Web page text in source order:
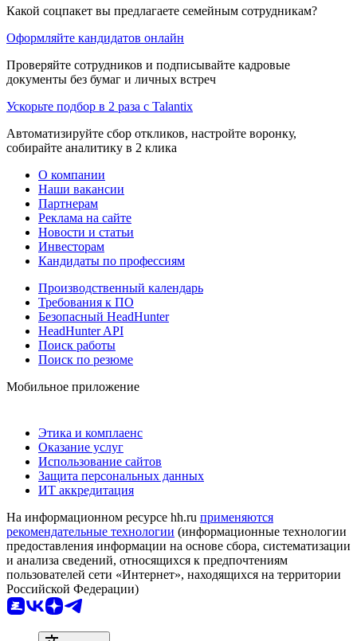
Какой соцпакет вы предлагаете семейным сотрудникам?
Оформляйте кандидатов онлайн
Проверяйте сотрудников и подписывайте кадровые
документы без бумаг и личных встреч
Ускорьте подбор в 2 раза с Talantix
Автоматизируйте сбор откликов, настройте воронку,
собирайте аналитику в 2 клика
О компании
Наши вакансии
Партнерам
Реклама на сайте
Новости и статьи
Инвесторам
Кандидаты по профессиям
Производственный календарь
Требования к ПО
Безопасный HeadHunter
HeadHunter API
Поиск работы
Поиск по резюме
Мобильное приложение
Этика и комплаенс
Оказание услуг
Использование сайтов
Защита персональных данных
ИТ аккредитация
На информационном ресурсе hh.ru применяются
рекомендательные технологии (информационные технологии
предоставления информации на основе сбора, систематизации
и анализа сведений, относящихся к предпочтениям
пользователей сети «Интернет», находящихся на территории
Российской Федерации)